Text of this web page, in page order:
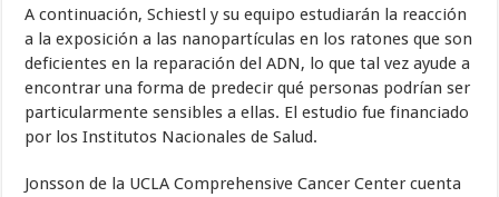
A continuación, Schiestl y su equipo estudiarán la reacción
a la exposición a las nanopartículas en los ratones que son
deficientes en la reparación del ADN, lo que tal vez ayude a
encontrar una forma de predecir qué personas podrían ser
particularmente sensibles a ellas. El estudio fue financiado
por los Institutos Nacionales de Salud.
Jonsson de la UCLA Comprehensive Cancer Center cuenta